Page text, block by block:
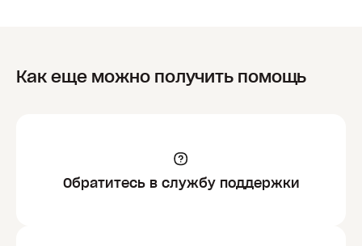
Как еще можно получить помощь
Обратитесь в службу поддержки